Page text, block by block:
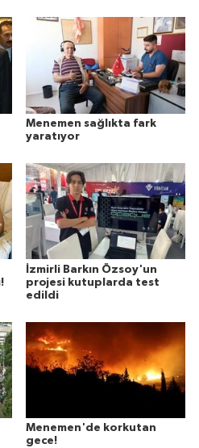
Menemen sağlıkta fark
yaratıyor
İzmirli Barkın Özsoy'un
projesi kutuplarda test
edildi
Menemen'de korkutan
gece!